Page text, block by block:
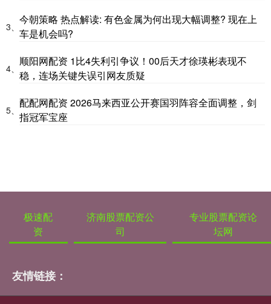
3、
今朝策略 热点解读: 有色金属为何出现大幅调整? 现在上
车是机会吗?
4、
顺阳网配资 1比4失利引争议！00后天才徐瑛彬表现不
稳，连场关键失误引网友质疑
5、
配配网配资 2026马来西亚公开赛国羽阵容全面调整，剑
指冠军宝座
极速配
资
济南股票配资公
司
专业股票配资论
坛网
友情链接：